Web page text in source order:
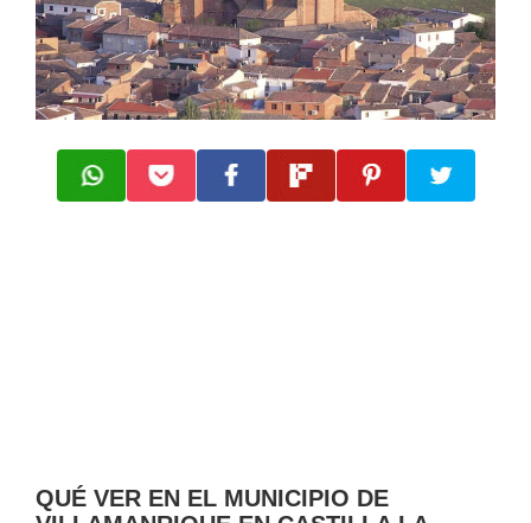
QUÉ VER EN EL MUNICIPIO DE